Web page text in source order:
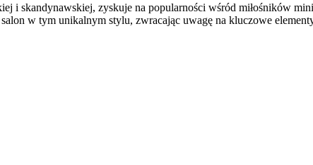
i skandynawskiej, zyskuje na popularności wśród miłośników
w tym unikalnym stylu, zwracając uwagę na kluczowe